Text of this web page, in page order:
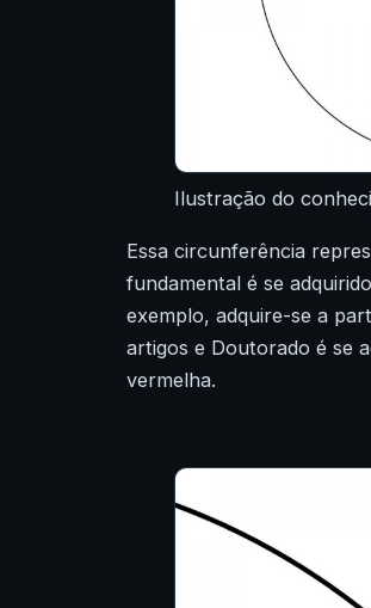
Ilustração do
Essa circunferência
fundamental é se
exemplo, adquire-se a
artigos e Doutorado é se
vermelha.